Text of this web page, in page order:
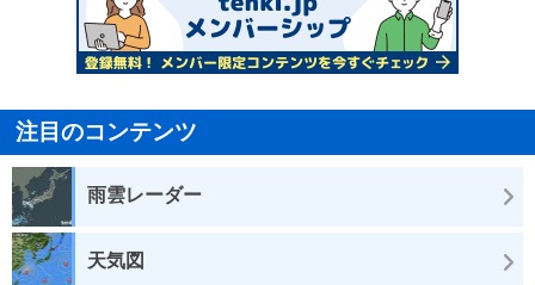
注目のコンテンツ
雨雲レーダー
天気図